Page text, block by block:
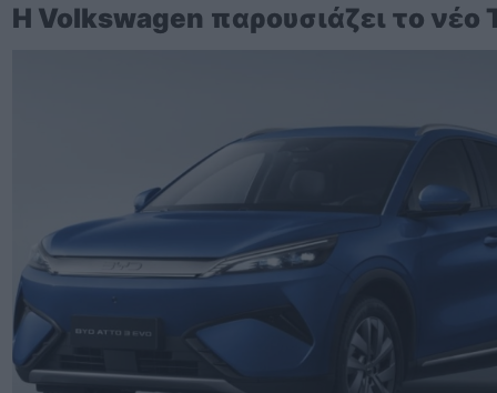
Η Volkswagen παρουσιάζει το νέο